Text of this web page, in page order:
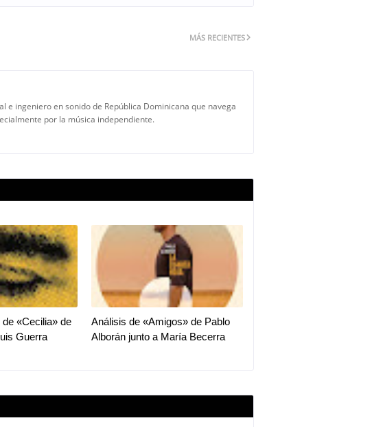
MÁS RECIENTES
e ingeniero en sonido de República Dominicana que navega
por la música independiente.
«Cecilia» de
Guerra
Análisis de «Amigos» de Pablo
Alborán junto a María Becerra